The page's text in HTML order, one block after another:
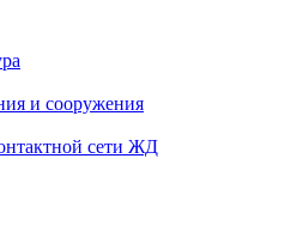
и сооружения
сети ЖД